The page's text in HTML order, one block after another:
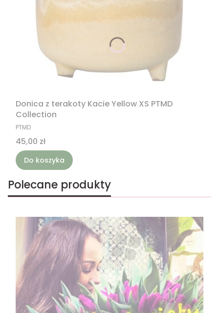
Donica z terakoty Kacie Yellow XS PTMD
Collection
PRODUCENT
PTMD
Cena
45,00 zł
Do koszyka
Polecane produkty